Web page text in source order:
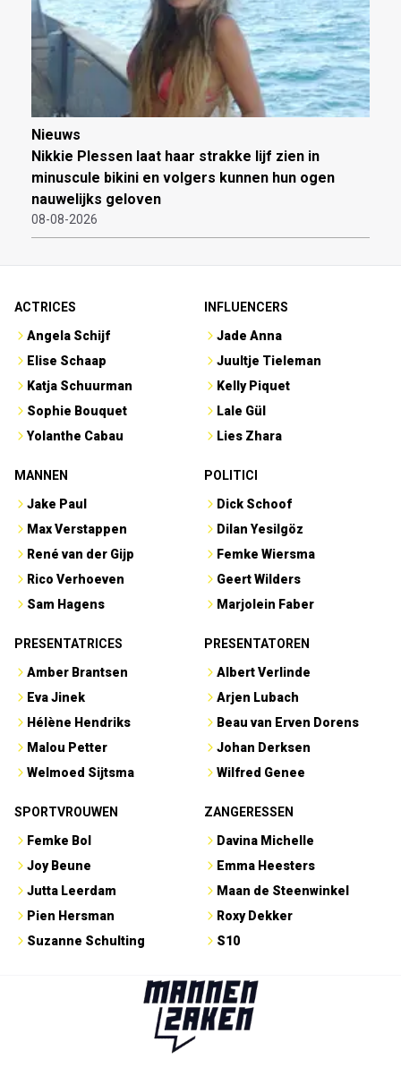
Nieuws
Nikkie Plessen laat haar strakke lijf zien in
minuscule bikini en volgers kunnen hun ogen
nauwelijks geloven
08-08-2026
ACTRICES
Angela Schijf
Elise Schaap
Katja Schuurman
Sophie Bouquet
Yolanthe Cabau
INFLUENCERS
Jade Anna
Juultje Tieleman
Kelly Piquet
Lale Gül
Lies Zhara
MANNEN
Jake Paul
Max Verstappen
René van der Gijp
Rico Verhoeven
Sam Hagens
POLITICI
Dick Schoof
Dilan Yesilgöz
Femke Wiersma
Geert Wilders
Marjolein Faber
PRESENTATRICES
Amber Brantsen
Eva Jinek
Hélène Hendriks
Malou Petter
Welmoed Sijtsma
PRESENTATOREN
Albert Verlinde
Arjen Lubach
Beau van Erven Dorens
Johan Derksen
Wilfred Genee
SPORTVROUWEN
Femke Bol
Joy Beune
Jutta Leerdam
Pien Hersman
Suzanne Schulting
ZANGERESSEN
Davina Michelle
Emma Heesters
Maan de Steenwinkel
Roxy Dekker
S10